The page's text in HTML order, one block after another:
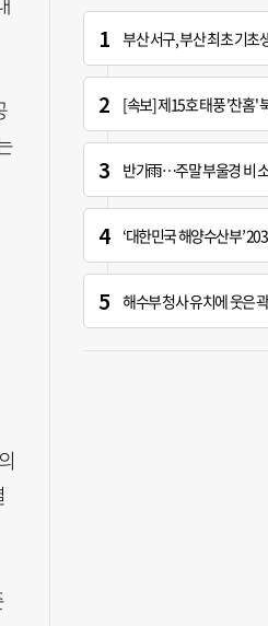
부산 서구, 부산 최초 기초생활수급
[속보] 제15호 태풍 '찬홈' 북상 중…일본
반가雨…주말 부울경 비
‘대한민국 해양수산부’ 2030
해수부 청사 유치에 웃은 곽규